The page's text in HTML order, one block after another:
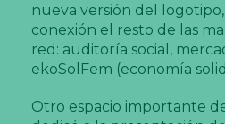
nueva versión del
conexión el resto de las
red: auditoría social,
ekoSolFem (economía
Otro espacio importante